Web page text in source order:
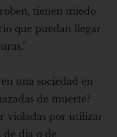
tienen miedo
que puedan llegar
una sociedad en
de muerte?
violadas por utilizar
de día o de